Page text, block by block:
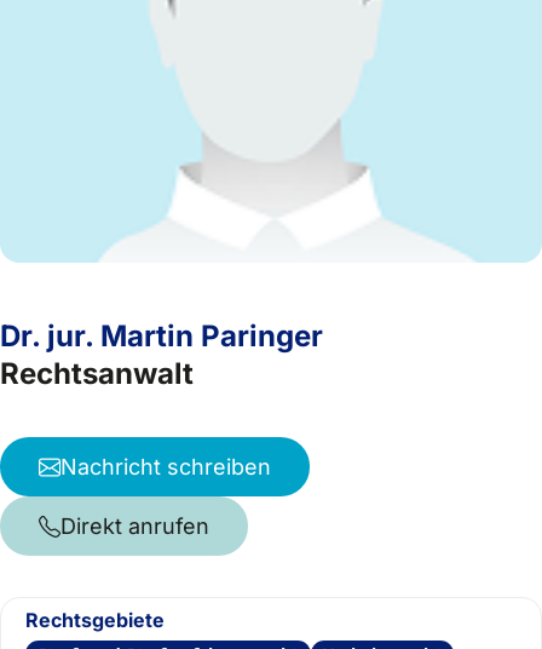
Dr. jur. Martin Paringer
Rechtsanwalt
Nachricht schreiben
Direkt anrufen
Rechtsgebiete